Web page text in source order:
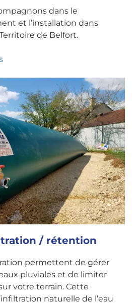
dans le
et l’installation dans
de Belfort.
/ rétention
permettent de gérer
pluviales et de limiter
votre terrain. Cette
naturelle de l’eau